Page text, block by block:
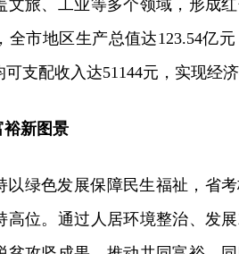
文旅、工业等多个领域，形成
市地区生产总值达123.54亿
支配收入达51144元，实现经
裕新图景
以绿色发展保障民生福祉，省
高位。通过人居环境整治、发